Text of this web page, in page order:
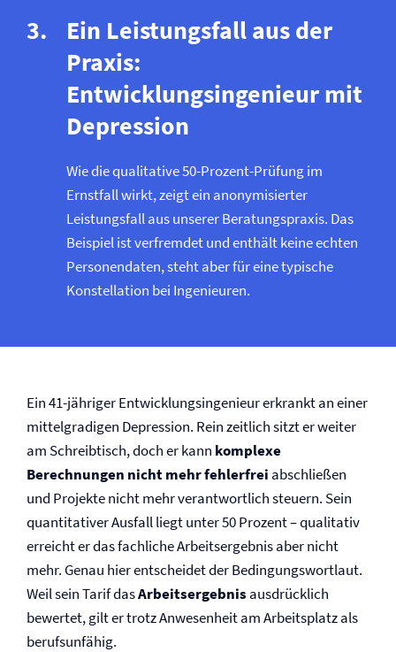
Ein Leistungsfall aus der
Praxis:
Entwicklungsingenieur mit
Depression
Wie die qualitative 50-Prozent-Prüfung im
Ernstfall wirkt, zeigt ein anonymisierter
Leistungsfall aus unserer Beratungspraxis. Das
Beispiel ist verfremdet und enthält keine echten
Personendaten, steht aber für eine typische
Konstellation bei Ingenieuren.
Ein 41-jähriger Entwicklungsingenieur erkrankt an einer
mittelgradigen Depression. Rein zeitlich sitzt er weiter
am Schreibtisch, doch er kann komplexe
Berechnungen nicht mehr fehlerfrei abschließen
und Projekte nicht mehr verantwortlich steuern. Sein
quantitativer Ausfall liegt unter 50 Prozent – qualitativ
erreicht er das fachliche Arbeitsergebnis aber nicht
mehr. Genau hier entscheidet der Bedingungswortlaut.
Weil sein Tarif dasArbeitsergebnis ausdrücklich
bewertet, gilt er trotz Anwesenheit am Arbeitsplatz als
berufsunfähig.